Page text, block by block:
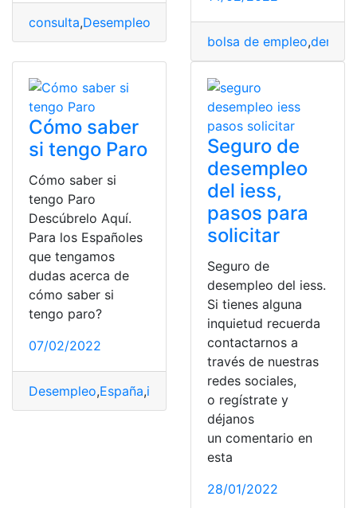
consulta,Desempleo Ecuador,iess,top2
bolsa de empleo,
Cómo saber
si tengo Paro
Cómo saber si
tengo Paro
Descúbrelo Aquí.
Para los Españoles
que tengamos
dudas acerca de
cómo saber si
tengo paro?
07/02/2022
Desempleo,España,información paro Requisitos
Seguro de
desempleo
del iess,
pasos para
solicitar
Seguro de
desempleo del iess.
Si tienes alguna
inquietud recuerda
contactarnos a
través de nuestras
redes sociales,
o regístrate y
déjanos
un comentario en
esta
28/01/2022